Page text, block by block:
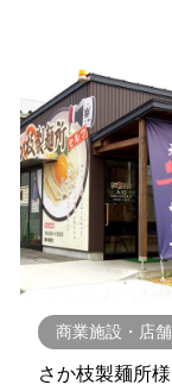
商業施設・店舗
さか枝製麺所様